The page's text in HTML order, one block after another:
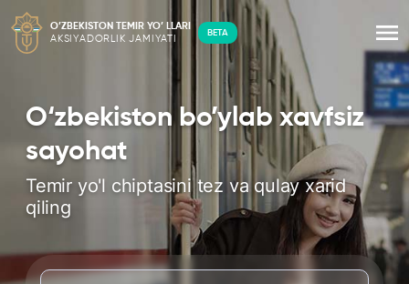
O’ZBEKISTON TEMIR YO’ LLARI
AKSIYADORLIK JAMIYATI
BETA
O‘zbekiston bo’ylab xavfsiz
sayohat
Temir yo'l chiptasini tez va qulay xarid
qiling